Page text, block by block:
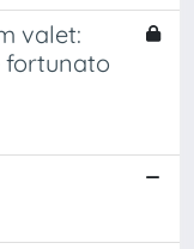
valet:
fortunato